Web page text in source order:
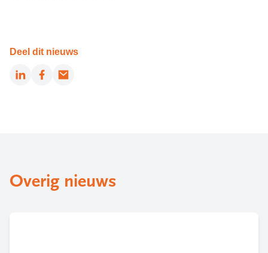
Deel dit nieuws
LinkedInFacebook
Email
Overig nieuws